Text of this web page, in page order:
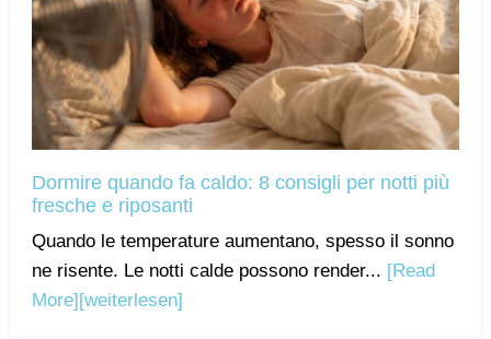
Dormire quando fa caldo: 8 consigli per notti più
fresche e riposanti
Quando le temperature aumentano, spesso il sonno
ne risente. Le notti calde possono render... [Read
More] [weiterlesen]